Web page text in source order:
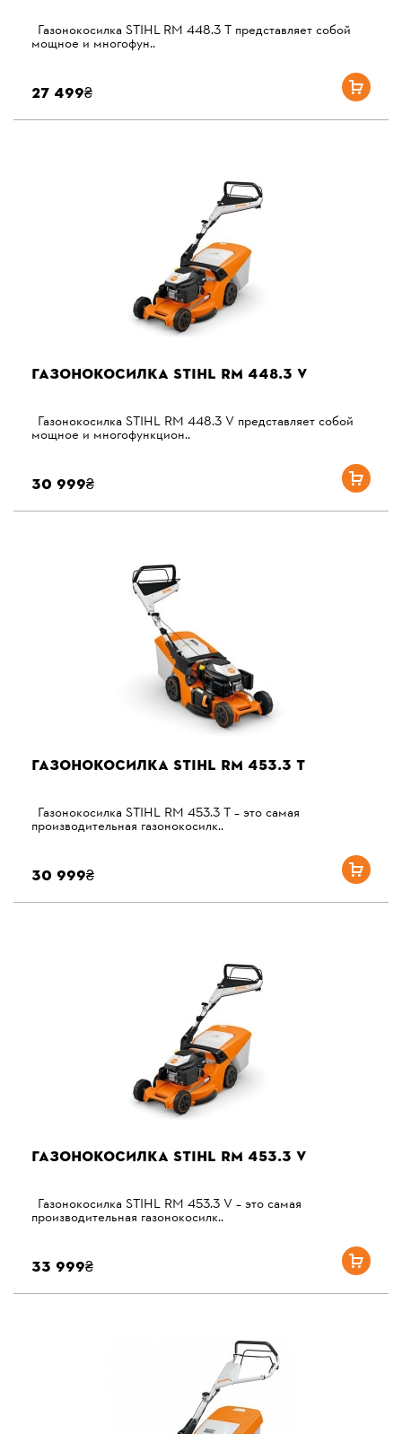
Газонокосилка STIHL RM 448.3 T представляет собой
мощное и многофун..
27 499₴
ГАЗОНОКОСИЛКА STIHL RM 448.3 V
Газонокосилка STIHL RM 448.3 V представляет собой
мощное и многофункцион..
30 999₴
ГАЗОНОКОСИЛКА STIHL RM 453.3 T
Газонокосилка STIHL RM 453.3 T – это самая
производительная газонокосилк..
30 999₴
ГАЗОНОКОСИЛКА STIHL RM 453.3 V
Газонокосилка STIHL RM 453.3 V – это самая
производительная газонокосилк..
33 999₴